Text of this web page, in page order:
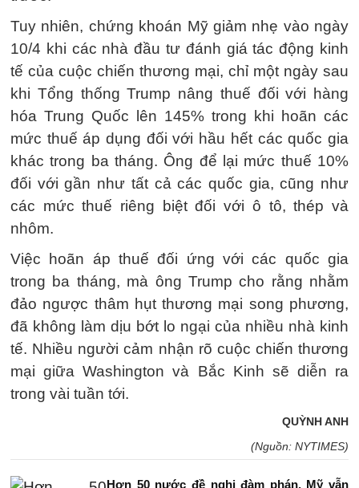
Tuy nhiên, chứng khoán Mỹ giảm nhẹ vào ngày
10/4 khi các nhà đầu tư đánh giá tác động kinh
tế của cuộc chiến thương mại, chỉ một ngày sau
khi Tổng thống Trump nâng thuế đối với hàng
hóa Trung Quốc lên 145% trong khi hoãn các
mức thuế áp dụng đối với hầu hết các quốc gia
khác trong ba tháng. Ông để lại mức thuế 10%
đối với gần như tất cả các quốc gia, cũng như
các mức thuế riêng biệt đối với ô tô, thép và
nhôm.
Việc hoãn áp thuế đối ứng với các quốc gia
trong ba tháng, mà ông Trump cho rằng nhằm
đảo ngược thâm hụt thương mại song phương,
đã không làm dịu bớt lo ngại của nhiều nhà kinh
tế. Nhiều người cảm nhận rõ cuộc chiến thương
mại giữa Washington và Bắc Kinh sẽ diễn ra
trong vài tuần tới.
QUỲNH ANH
(Nguồn: NYTIMES)
Hơn 50 nước đề nghị đàm phán, Mỹ vẫn